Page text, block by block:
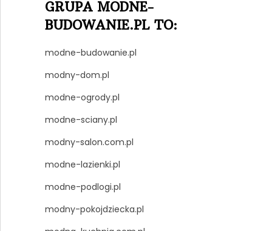
GRUPA MODNE-
BUDOWANIE.PL TO:
modne-budowanie.pl
modny-dom.pl
modne-ogrody.pl
modne-sciany.pl
modny-salon.com.pl
modne-lazienki.pl
modne-podlogi.pl
modny-pokojdziecka.pl